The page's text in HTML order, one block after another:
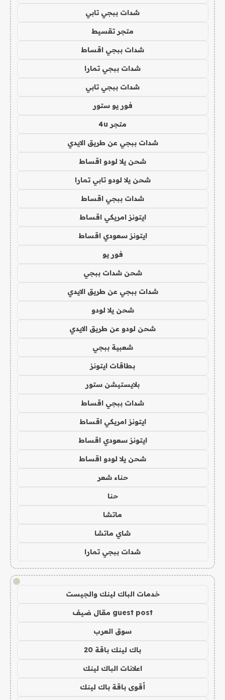
شدات ببجي تابي
متجر تقسيط
شدات ببجي اقساط
شدات ببجي تمارا
شدات ببجي تابي
فور يو ستور
متجر 4u
شدات ببجي عن طريق الايدي
شحن يلا لودو اقساط
شحن يلا لودو تابي تمارا
شدات ببجي اقساط
ايتونز امريكي اقساط
ايتونز سعودي اقساط
فور يو
شحن شدات ببجي
شدات ببجي عن طريق الايدي
شحن يلا لودو
شحن لودو عن طريق الايدي
شعبية ببجي
بطاقات ايتونز
بلايستيشن ستور
شدات ببجي اقساط
ايتونز امريكي اقساط
ايتونز سعودي اقساط
شحن يلا لودو اقساط
حناء شعر
حنا
ماتشا
شاي ماتشا
شدات ببجي تمارا
!
خدمات الباك لينك والجيست
guest post مقال ضيف
سوق العرب
باك لينك باقة 20
اعلانات الباك لينك
أقوى باقة باك لينك